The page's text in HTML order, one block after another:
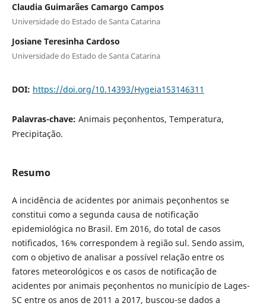
Claudia Guimarães Camargo Campos
Universidade do Estado de Santa Catarina
Josiane Teresinha Cardoso
Universidade do Estado de Santa Catarina
DOI: https://doi.org/10.14393/Hygeia153146311
Palavras-chave: Animais peçonhentos, Temperatura,
Precipitação.
Resumo
A incidência de acidentes por animais peçonhentos se
constitui como a segunda causa de notificação
epidemiológica no Brasil. Em 2016, do total de casos
notificados, 16% correspondem à região sul. Sendo assim,
com o objetivo de analisar a possível relação entre os
fatores meteorológicos e os casos de notificação de
acidentes por animais peçonhentos no município de Lages-
SC entre os anos de 2011 a 2017, buscou-se dados a